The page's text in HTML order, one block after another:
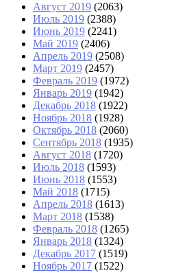
Август 2019 (2063)
Июль 2019 (2388)
Июнь 2019 (2241)
Май 2019 (2406)
Апрель 2019 (2508)
Март 2019 (2457)
Февраль 2019 (1972)
Январь 2019 (1942)
Декабрь 2018 (1922)
Ноябрь 2018 (1928)
Октябрь 2018 (2060)
Сентябрь 2018 (1935)
Август 2018 (1720)
Июль 2018 (1593)
Июнь 2018 (1553)
Май 2018 (1715)
Апрель 2018 (1613)
Март 2018 (1538)
Февраль 2018 (1265)
Январь 2018 (1324)
Декабрь 2017 (1519)
Ноябрь 2017 (1522)